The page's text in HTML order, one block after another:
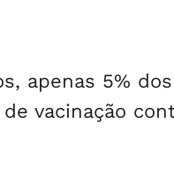
apenas 5%
vacinação